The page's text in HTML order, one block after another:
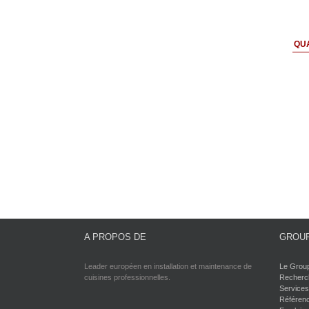
A PROPOS DE
Leader européen en installation et maintenance de
cuisines professionnelles.
Le
Services